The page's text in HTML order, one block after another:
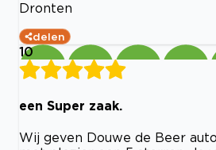
Dronten
delen
10
een Super zaak.
Wij geven Douwe de Beer